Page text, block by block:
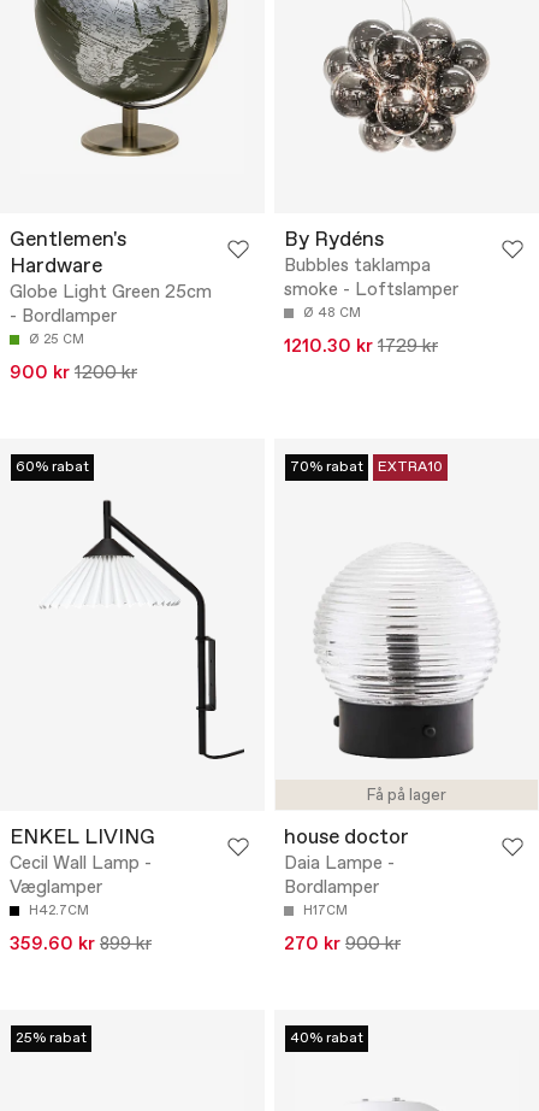
Gentlemen's
Hardware
Globe Light Green 25cm
- Bordlamper
Ø 25 CM
900 kr 1200 kr
By Rydéns
Bubbles taklampa
smoke - Loftslamper
Ø 48 CM
1210.30 kr 1729 kr
60% rabat
ENKEL LIVING
Cecil Wall Lamp -
Væglamper
H42.7CM
359.60 kr 899 kr
Få på lager
70% rabat EXTRA10
house doctor
Daia Lampe -
Bordlamper
H17CM
270 kr 900 kr
25% rabat 40% rabat